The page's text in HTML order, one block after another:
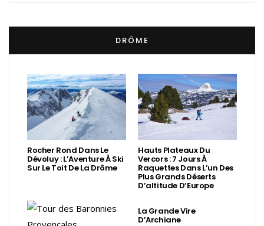
DRÔME
Rocher Rond Dans Le
Dévoluy : L’Aventure À Ski
Sur Le Toit De La Drôme
Hauts Plateaux Du
Vercors : 7 Jours À
Raquettes Dans L’un Des
Plus Grands Déserts
D’altitude D’Europe
La Grande Vire
D’Archiane